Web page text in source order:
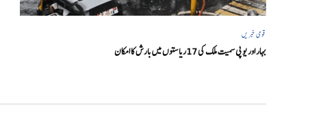
قومی خبریں
بہار اور یو پی سمیت ملک کی 17ریاستوں میں بارش کا امکان